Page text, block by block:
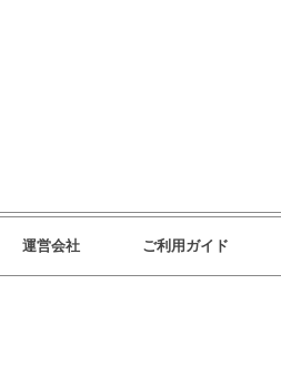
運営会社 ご利用ガイド